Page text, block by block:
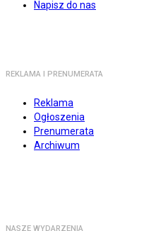
Napisz do nas
REKLAMA I PRENUMERATA
Reklama
Ogłoszenia
Prenumerata
Archiwum
NASZE WYDARZENIA